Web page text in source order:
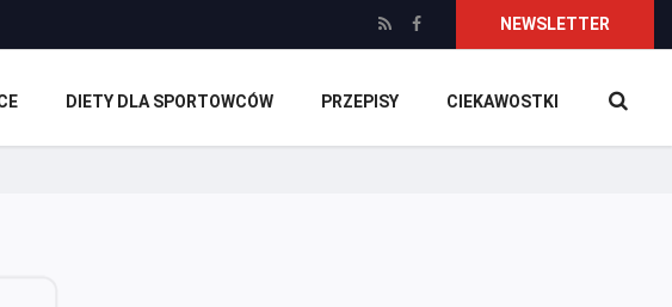
NEWSLETTER
DIETY DLA SPORTOWCÓW PRZEPISY CIEKAWOSTKI